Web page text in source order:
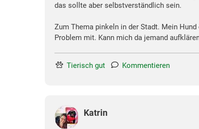
das sollte aber selbstverständlich sein.
Zum Thema pinkeln in der Stadt. Mein
Problem mit. Kann mich da jemand
Tierisch gut Kommentieren
Katrin